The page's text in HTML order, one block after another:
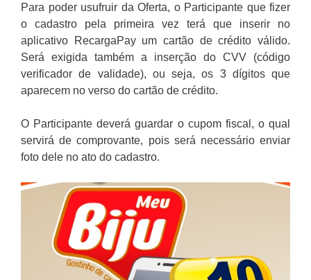
Para poder usufruir da Oferta, o Participante que fizer
o cadastro pela primeira vez terá que inserir no
aplicativo RecargaPay um cartão de crédito válido.
Será exigida também a inserção do CVV (código
verificador de validade), ou seja, os 3 dígitos que
aparecem no verso do cartão de crédito.
O Participante deverá guardar o cupom fiscal, o qual
servirá de comprovante, pois será necessário enviar
foto dele no ato do cadastro.